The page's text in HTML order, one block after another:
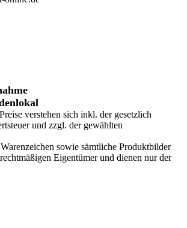
verstehen sich inkl. der gesetzlich
und zzgl. der gewählten
sowie sämtliche Produktbilder
Eigentümer und dienen nur der